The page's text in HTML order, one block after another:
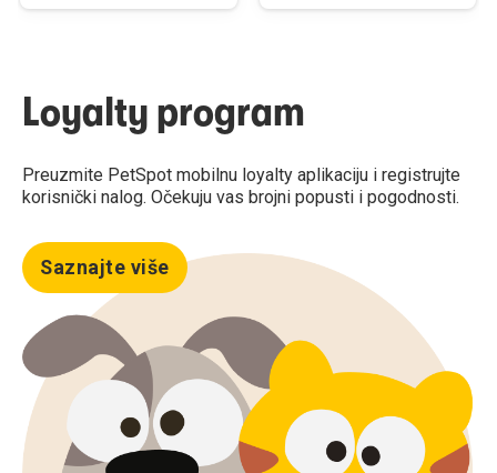
Loyalty program
Preuzmite PetSpot mobilnu loyalty aplikaciju i registrujte
korisnički nalog. Očekuju vas brojni popusti i pogodnosti.
Saznajte više